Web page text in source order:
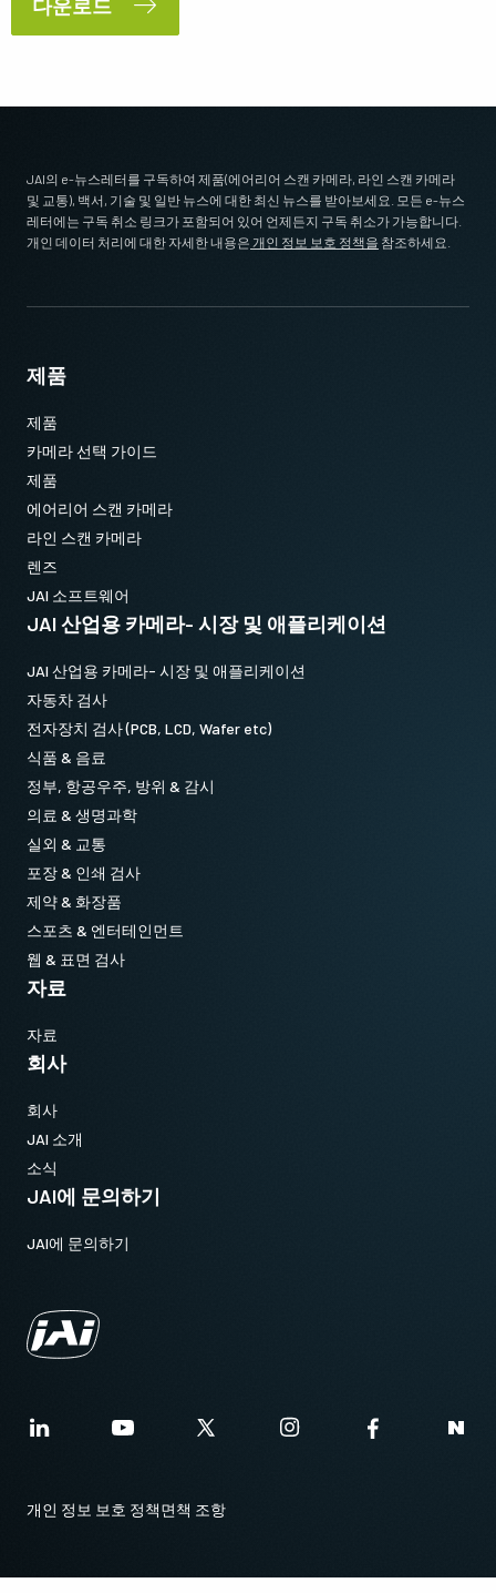
다운로드
JAI의 e-뉴스레터를 구독하여 제품(에어리어 스캔 카메라, 라인 스캔 카메라
및 교통), 백서, 기술 및 일반 뉴스에 대한 최신 뉴스를 받아보세요. 모든 e-뉴스
레터에는 구독 취소 링크가 포함되어 있어 언제든지 구독 취소가 가능합니다.
개인 데이터 처리에 대한 자세한 내용은 개인 정보 보호 정책을 참조하세요.
제품
제품
카메라 선택 가이드
제품
에어리어 스캔 카메라
라인 스캔 카메라
렌즈
JAI 소프트웨어
JAI 산업용 카메라- 시장 및 애플리케이션
JAI 산업용 카메라- 시장 및 애플리케이션
자동차 검사
전자장치 검사 (PCB, LCD, Wafer etc)
식품 & 음료
정부, 항공우주, 방위 & 감시
의료 & 생명과학
실외 & 교통
포장 & 인쇄 검사
제약 & 화장품
스포츠 & 엔터테인먼트
웹 & 표면 검사
자료
자료
회사
회사
JAI 소개
소식
JAI에 문의하기
JAI에 문의하기
개인 정보 보호 정책면책 조항